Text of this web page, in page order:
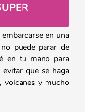
en una
puede parar de
en tu mano para
que se haga
volcanes y mucho